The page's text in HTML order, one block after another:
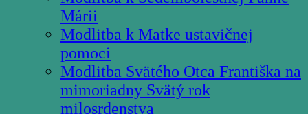
Márii
Modlitba k Matke ustavičnej
pomoci
Modlitba Svätého Otca Františka na
mimoriadny Svätý rok
milosrdenstva